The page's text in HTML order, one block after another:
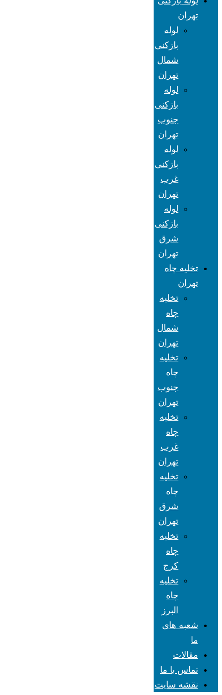
تهران
لوله
بازکنی
شمال
تهران
لوله
بازکنی
جنوب
تهران
لوله
بازکنی
غرب
تهران
لوله
بازکنی
شرق
تهران
تخلیه چاه
تهران
تخلیه
چاه
شمال
تهران
تخلیه
چاه
جنوب
تهران
تخلیه
چاه
غرب
تهران
تخلیه
چاه
شرق
تهران
تخلیه
چاه
کرج
تخلیه
چاه
البرز
شعبه های
ما
مقالات
تماس با ما
نقشه سایت